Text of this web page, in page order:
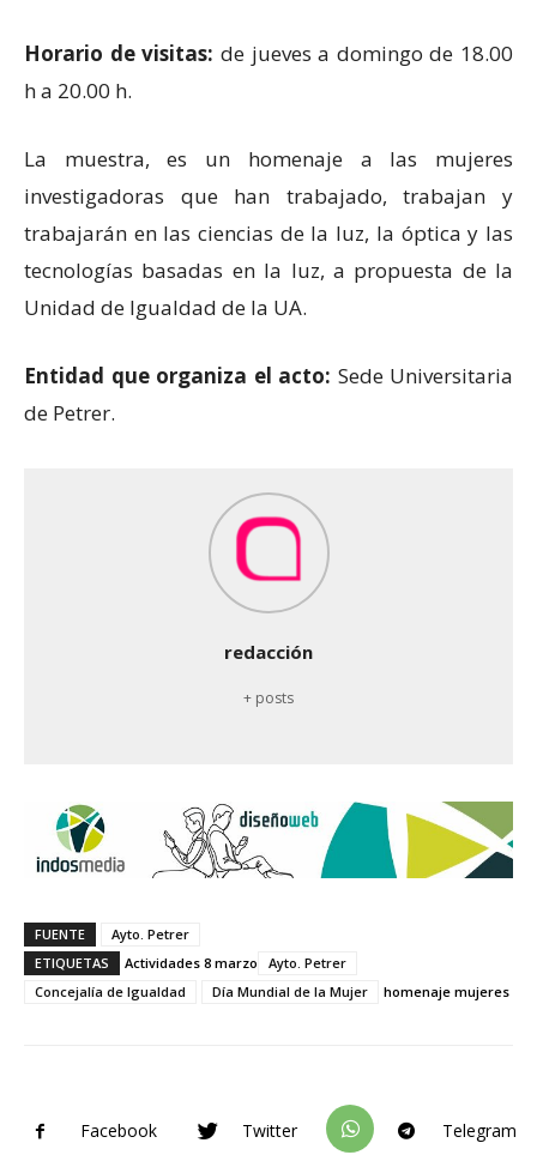
Horario de visitas: de jueves a domingo de 18.00
h a 20.00 h.
La muestra, es un homenaje a las mujeres
investigadoras que han trabajado, trabajan y
trabajarán en las ciencias de la luz, la óptica y las
tecnologías basadas en la luz, a propuesta de la
Unidad de Igualdad de la UA.
Entidad que organiza el acto: Sede Universitaria
de Petrer.
redacción
+ posts
FUENTE
Ayto. Petrer
ETIQUETAS
Actividades 8 marzo
Ayto. Petrer
Concejalía de Igualdad
Día Mundial de la Mujer homenaje mujeres
Facebook Twitter Telegram